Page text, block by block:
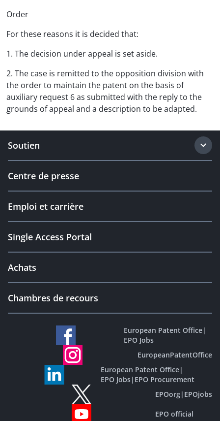
Order
For these reasons it is decided that:
1. The decision under appeal is set aside.
2. The case is remitted to the opposition division with
the order to maintain the patent on the basis of
auxiliary request 6 as submitted with the reply to the
grounds of appeal and a description to be adapted.
Soutien
Centre de presse
Emploi et carrière
Single Access Portal
Achats
Chambres de recours
European Patent Office|
EPO Jobs
EuropeanPatentOffice
European Patent Office|
EPO Jobs| EPO Procurement
EPOorg| EPOjobs
EPO official